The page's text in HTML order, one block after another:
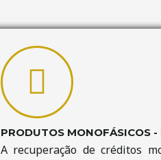
PRODUTOS MONOFÁSICOS -
A recuperação de créditos